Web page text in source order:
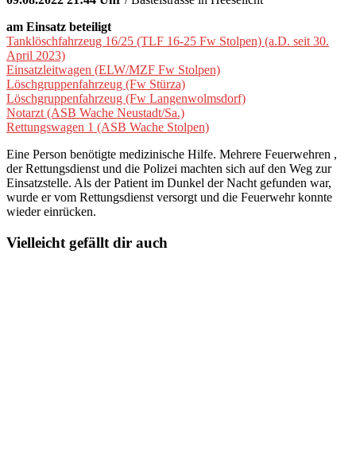
am Einsatz beteiligt
Tanklöschfahrzeug 16/25 (TLF 16-25 Fw Stolpen) (a.D. seit 30.
April 2023)
Einsatzleitwagen (ELW/MZF Fw Stolpen)
Löschgruppenfahrzeug (Fw Stürza)
Löschgruppenfahrzeug (Fw Langenwolmsdorf)
Notarzt (ASB Wache Neustadt/Sa.)
Rettungswagen 1 (ASB Wache Stolpen)
Eine Person benötigte medizinische Hilfe. Mehrere Feuerwehren ,
der Rettungsdienst und die Polizei machten sich auf den Weg zur
Einsatzstelle. Als der Patient im Dunkel der Nacht gefunden war,
wurde er vom Rettungsdienst versorgt und die Feuerwehr konnte
wieder einrücken.
Vielleicht gefällt dir auch